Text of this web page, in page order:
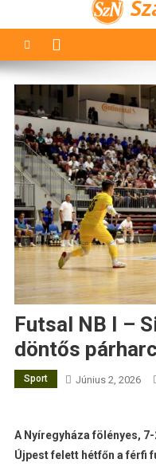
Futsal NB I –
döntős
Sport Június 2, 2026
A Nyíregyháza fölényes,
Újpest felett hétfőn a férfi